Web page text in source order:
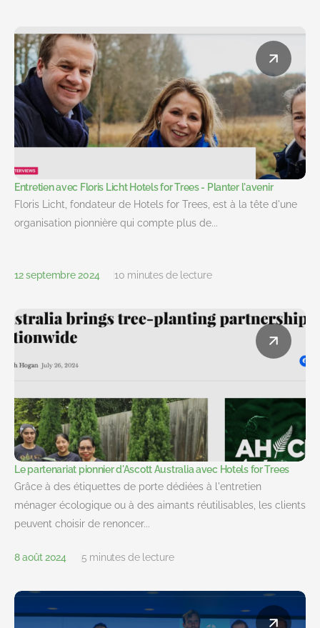
Entretien avec Floris Licht Hotels for Trees - Planter l'avenir
Floris Licht, fondateur de Hotels for Trees, est à la tête d'une
organisation pionnière qui compte plus de...
12 septembre 2024 10 minutes de lecture
Le partenariat pionnier d'Ascott Australia avec Hotels for Trees
Grâce à des étiquettes de porte dédiées à l'entretien
ménager écologique ou à des aimants réutilisables, les clients
peuvent choisir de renoncer...
8 août 2024 5 minutes de lecture